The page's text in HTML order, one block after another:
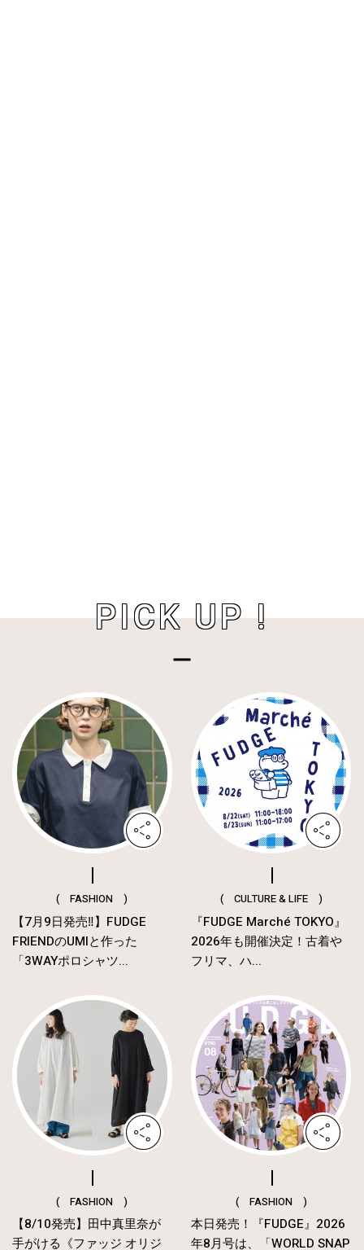
PICK UP !
( FASHION )
【7月9日発売‼︎】FUDGE
FRIENDのUMIと作った
「3WAYポロシャツ...
( CULTURE & LIFE )
『FUDGE Marché TOKYO』
2026年も開催決定！古着や
フリマ、ハ...
( FASHION )
【8/10発売】田中真里奈が
手がける《ファッジ オリジ
( FASHION )
本日発売！『FUDGE』2026
年8月号は、「WORLD SNAP